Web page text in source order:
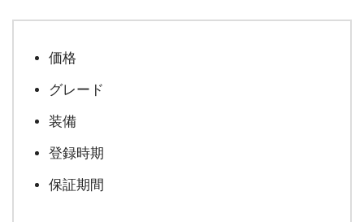
価格
グレード
装備
登録時期
保証期間